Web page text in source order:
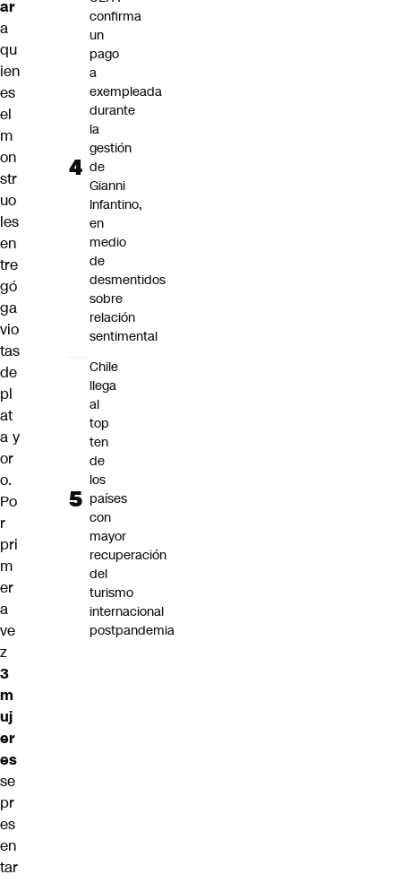
ar
a
qu
ien
es
el
m
on
str
uo
les
en
tre
gó
ga
vio
tas
de
pl
at
a y
or
o.
Po
r
pri
m
er
a
ve
z
3
m
uj
er
es
se
pr
es
en
tar
confirma
un
pago
a
exempleada
durante
la
gestión
de
Gianni
Infantino,
en
medio
de
desmentidos
sobre
relación
sentimental
Chile
llega
al
top
ten
de
los
países
con
mayor
recuperación
del
turismo
internacional
postpandemia